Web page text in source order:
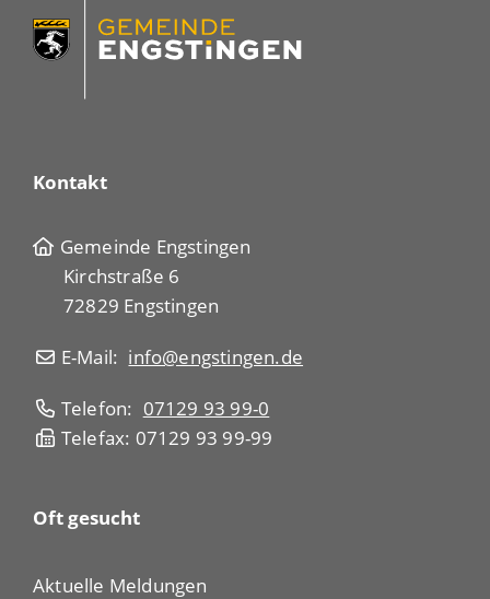
Kontakt
Gemeinde Engstingen
Kirchstraße 6
72829 Engstingen
E-Mail: info@engstingen.de
Telefon: 07129 93 99-0
Telefax: 07129 93 99-99
Oft gesucht
Aktuelle Meldungen